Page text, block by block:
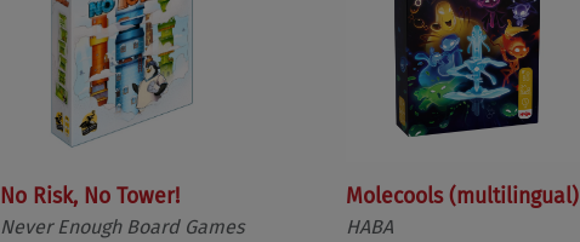
No Risk, No Tower!
Never Enough Board Games
Molecools (multilingual)
HABA